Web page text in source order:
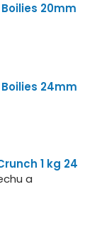
20mm
24mm
1 kg 24
a